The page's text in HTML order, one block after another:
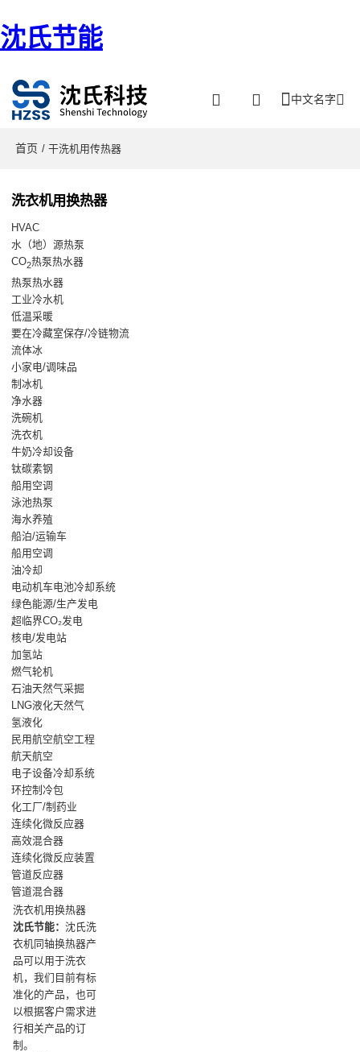
沈氏节能
中文名字
首页 / 干洗机用传热器
洗衣机用换热器
HVAC
水（地）源热泵
CO2热泵热水器
热泵热水器
工业冷水机
低温采暖
要在冷藏室保存/冷链物流
流体冰
小家电/调味品
制冰机
净水器
洗碗机
洗衣机
牛奶冷却设备
钛碳素钢
船用空调
泳池热泵
海水养殖
船泊/运输车
船用空调
油冷却
电动机车电池冷却系统
绿色能源/生产发电
超临界CO₂发电
核电/发电站
加氢站
燃气轮机
石油天然气采掘
LNG液化天然气
氢液化
民用航空航空工程
航天航空
电子设备冷却系统
环控制冷包
化工厂/制药业
连续化微反应器
高效混合器
连续化微反应装置
管道反应器
管道混合器
洗衣机用换热器
沈氏节能：沈氏洗
衣机同轴换热器产
品可以用于洗衣
机，我们目前有标
准化的产品，也可
以根据客户需求进
行相关产品的订
制。